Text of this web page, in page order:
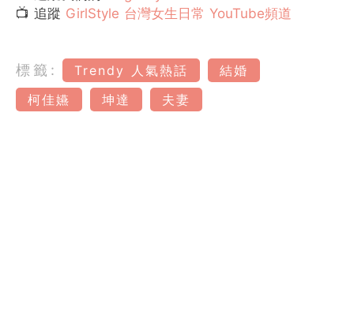
📺 追蹤 GirlStyle 台灣女生日常 YouTube頻道
標籤: Trendy 人氣熱話
結婚
柯佳嬿
坤達 夫妻